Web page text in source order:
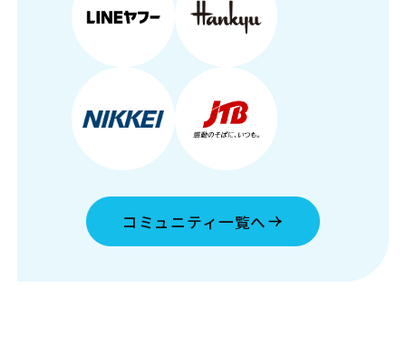
コミュニティ一覧へ